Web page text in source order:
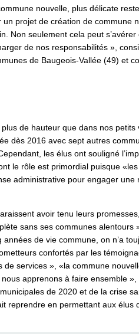
nouvelle, plus délicate
projet de création de commune
Non seulement cela peut s’avérer
de nos responsabilités »,
de Baugeois-Vallée (49) et
de hauteur que dans nos petits
dès 2016 avec sept autres
les élus ont souligné
le rôle est primordial puisque
administrative pour engager une
avoir tenu leurs
sans ses communes alentours
de vie commune, on n’a
confortés par les
services », «la commune
apprenons à faire ensemble
de 2020 et de la crise
reprendre en permettant aux élus